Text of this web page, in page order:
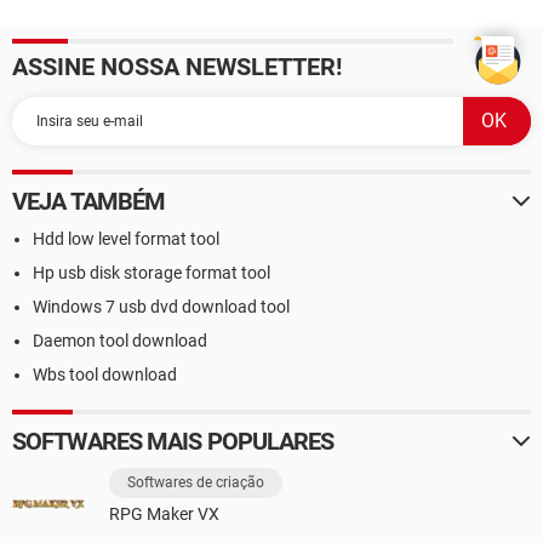
ASSINE NOSSA NEWSLETTER!
VEJA TAMBÉM
Hdd low level format tool
Hp usb disk storage format tool
Windows 7 usb dvd download tool
Daemon tool download
Wbs tool download
SOFTWARES MAIS POPULARES
Softwares de criação
RPG Maker VX